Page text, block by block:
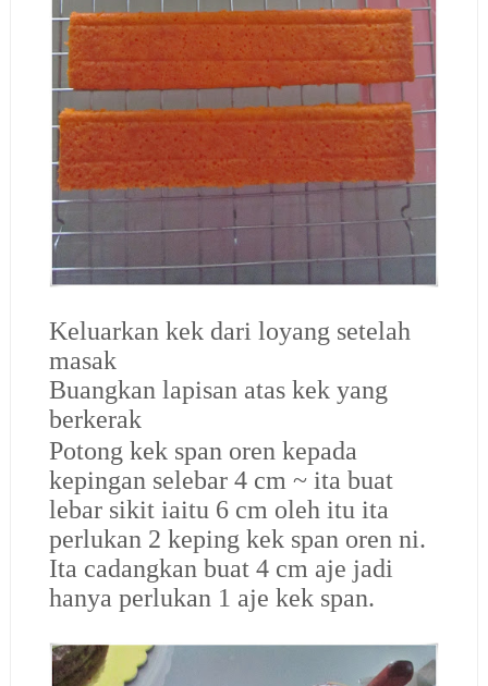
Keluarkan kek dari loyang setelah
masak
Buangkan lapisan atas kek yang
berkerak
Potong kek span oren kepada
kepingan selebar 4 cm ~ ita buat
lebar sikit iaitu 6 cm oleh itu ita
perlukan 2 keping kek span oren ni.
Ita cadangkan buat 4 cm aje jadi
hanya perlukan 1 aje kek span.